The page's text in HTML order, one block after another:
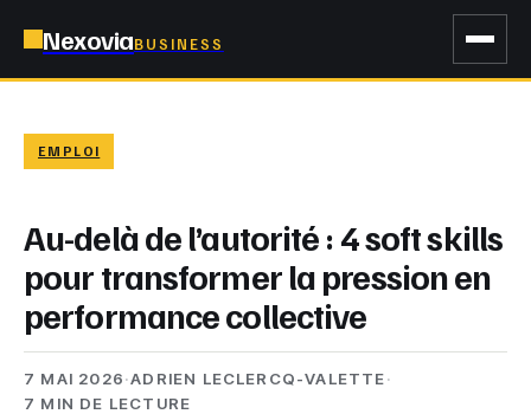
NexoviaBUSINESS
EMPLOI
Au-delà de l’autorité : 4 soft skills
pour transformer la pression en
performance collective
7 MAI 2026·ADRIEN LECLERCQ-VALETTE·
7 MIN DE LECTURE